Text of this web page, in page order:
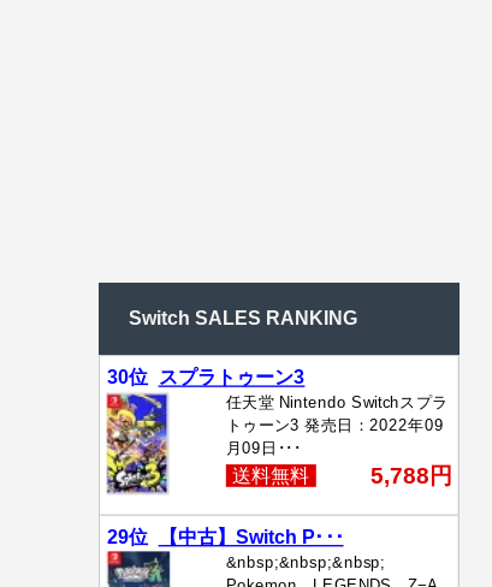
Switch SALES RANKING